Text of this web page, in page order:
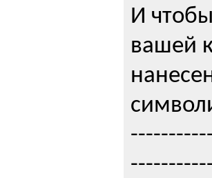
И
вашей